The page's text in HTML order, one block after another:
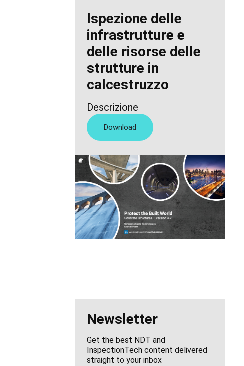
Ispezione delle
infrastrutture e
delle risorse delle
strutture in
calcestruzzo
Descrizione
Download
Newsletter
Get the best NDT and
InspectionTech content delivered
straight to your inbox